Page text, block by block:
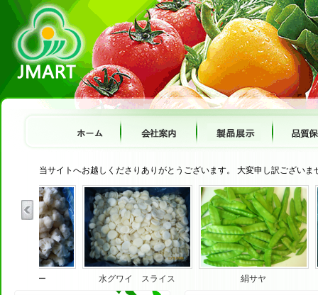
当サイトへお越しくださりありがとうございます。 大変申し訳ござい
リフラワー 水グワイ スライス 絹サヤ